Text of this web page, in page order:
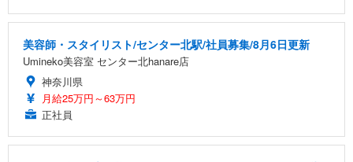
美容師・スタイリスト/センター北駅/社員募集/8月6日更新
Umineko美容室 センター北hanare店
神奈川県
月給25万円～63万円
正社員